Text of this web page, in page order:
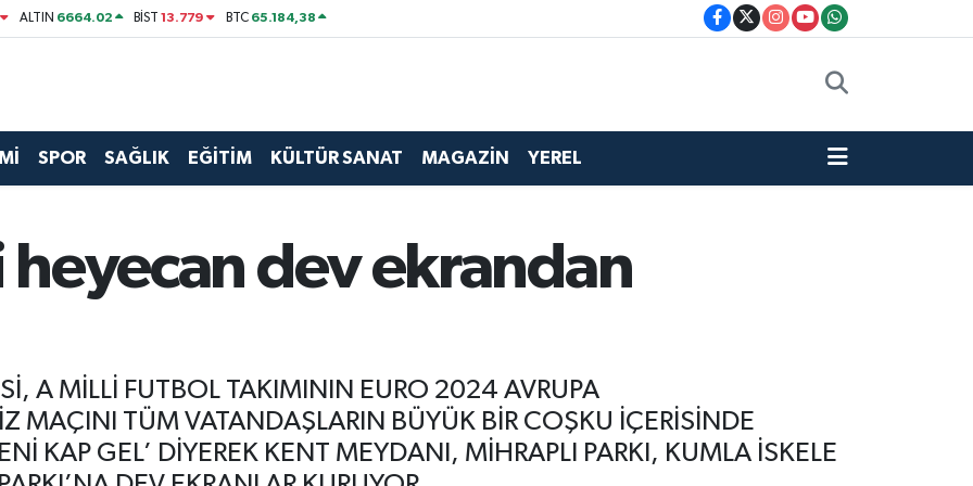
ALTIN 6664.02 BİST13.779 BTC 65.184,38
SPOR SAĞLIK EĞİTİM KÜLTÜR SANAT MAGAZİN YEREL
heyecan dev ekrandan
A MİLLİ FUTBOL TAKIMININ EURO 2024 AVRUPA
MAÇINI TÜM VATANDAŞLARIN BÜYÜK BİR COŞKU İÇERİSİNDE
KAP GEL’ DİYEREK KENT MEYDANI, MİHRAPLI PARKI, KUMLA İSKELE